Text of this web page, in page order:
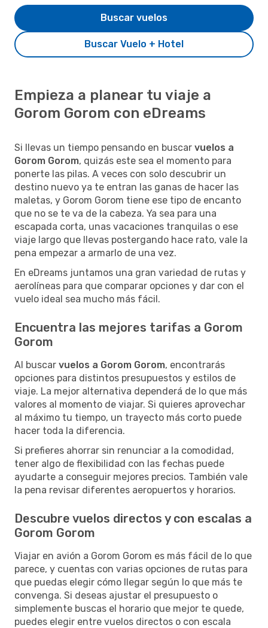
Buscar Vuelo + Hotel
Buscar vuelos
Empieza a planear tu viaje a
Gorom Gorom con eDreams
Si llevas un tiempo pensando en buscar vuelos a
Gorom Gorom, quizás este sea el momento para
ponerte las pilas. A veces con solo descubrir un
destino nuevo ya te entran las ganas de hacer las
maletas, y Gorom Gorom tiene ese tipo de encanto
que no se te va de la cabeza. Ya sea para una
escapada corta, unas vacaciones tranquilas o ese
viaje largo que llevas postergando hace rato, vale la
pena empezar a armarlo de una vez.
En eDreams juntamos una gran variedad de rutas y
aerolíneas para que comparar opciones y dar con el
vuelo ideal sea mucho más fácil.
Encuentra las mejores tarifas a Gorom
Gorom
Al buscar vuelos a Gorom Gorom, encontrarás
opciones para distintos presupuestos y estilos de
viaje. La mejor alternativa dependerá de lo que más
valores al momento de viajar. Si quieres aprovechar
al máximo tu tiempo, un trayecto más corto puede
hacer toda la diferencia.
Si prefieres ahorrar sin renunciar a la comodidad,
tener algo de flexibilidad con las fechas puede
ayudarte a conseguir mejores precios. También vale
la pena revisar diferentes aeropuertos y horarios.
Descubre vuelos directos y con escalas a
Gorom Gorom
Viajar en avión a Gorom Gorom es más fácil de lo que
parece, y cuentas con varias opciones de rutas para
que puedas elegir cómo llegar según lo que más te
convenga. Si deseas ajustar el presupuesto o
simplemente buscas el horario que mejor te quede,
puedes elegir entre vuelos directos o con escala